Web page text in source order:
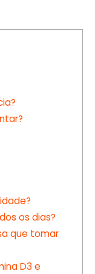
os dias?
que tomar
D3 e